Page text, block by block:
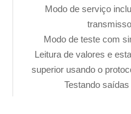
Modo de serviço
Modo de teste com
Leitura de valores e
superior usando o
Testando